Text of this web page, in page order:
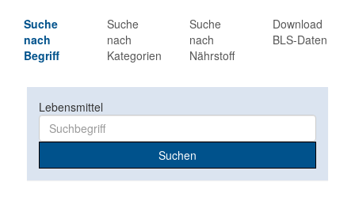
Suche
nach
Begriff
Suche
nach
Kategorien
Suche
nach
Nährstoff
Download
BLS-Daten
Lebensmittel
Suchen